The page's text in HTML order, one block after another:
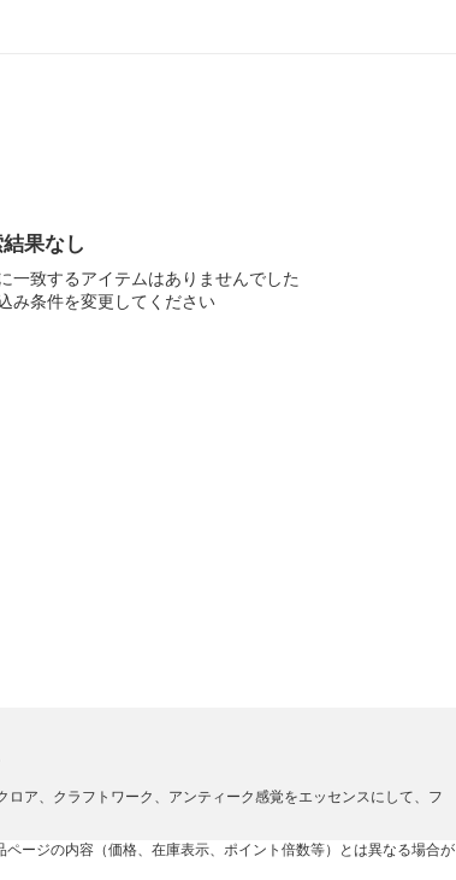
果なし
一致するアイテムはありませんでした
み条件を変更してください
ア、クラフトワーク、アンティーク感覚をエッセンスにして、フ
ージの内容（価格、在庫表示、ポイント倍数等）とは異なる場合が